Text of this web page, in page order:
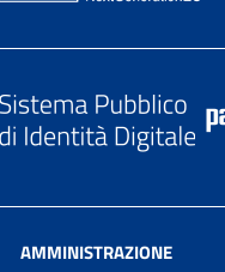
AMMINISTRAZIONE